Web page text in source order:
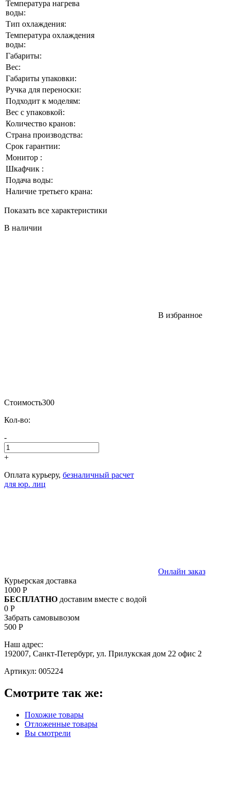
Температура нагрева
воды:
Тип охлаждения:
Температура охлаждения
воды:
Габариты:
Вес:
Габариты упаковки:
Ручка для переноски:
Подходит к моделям:
Вес с упаковкой:
Количество кранов:
Страна производства:
Срок гарантии:
Монитор :
Шкафчик :
Подача воды:
Наличие третьего крана:
Показать все характеристики
В наличии
В избранное
Стоимость300
Кол-во:
-
+
Оплата курьеру, безналичный расчет
для юр. лиц
Онлайн заказ
Курьерская доставка
1000 Р
БЕСПЛАТНО доставим вместе с водой
0 Р
Забрать самовывозом
500 Р
Наш адрес:
192007, Санкт-Петербург, ул. Прилукская дом 22 офис 2
Артикул: 005224
Смотрите так же:
Похожие товары
Отложенные товары
Вы смотрели